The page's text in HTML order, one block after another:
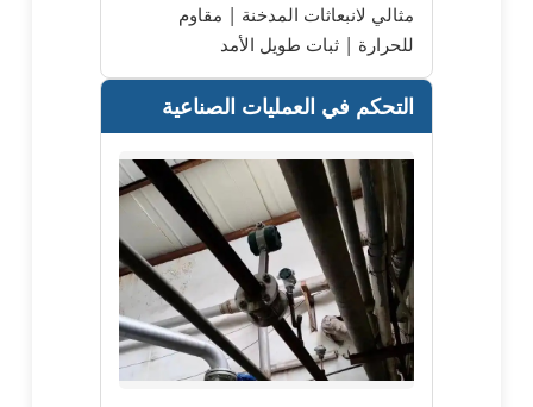
مثالي لانبعاثات المدخنة | مقاوم
للحرارة | ثبات طويل الأمد
التحكم في العمليات الصناعية